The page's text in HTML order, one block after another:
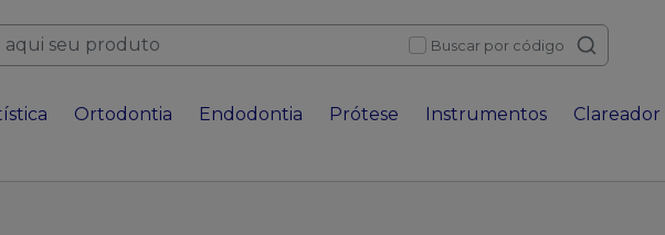
Buscar por código
Ortodontia Endodontia Prótese Instrumentos Clareador